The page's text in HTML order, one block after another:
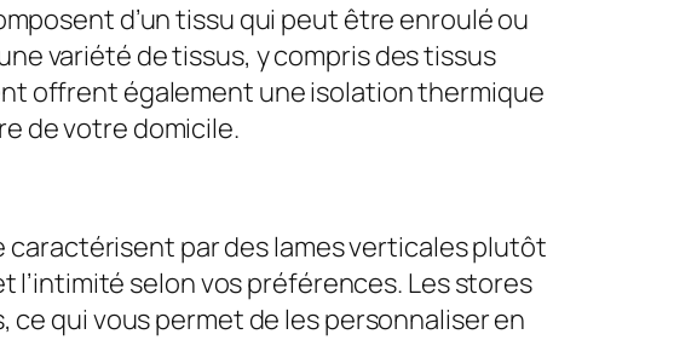
d’un tissu qui peut être enroulé ou
variété de tissus, y compris des tissus
offrent également une isolation thermique
de votre domicile.
caractérisent par des lames verticales plutôt
l’intimité selon vos préférences. Les stores
qui vous permet de les personnaliser en